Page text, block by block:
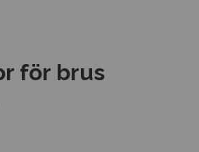
för brus